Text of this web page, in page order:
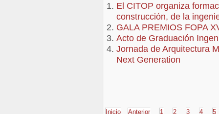
El CITOP organiza
construcción, de la
GALA PREMIOS FOPA
Acto de Graduación
Jornada de Arquitectura
Next Generation
Inicio Anterior 1 2 3 4 5